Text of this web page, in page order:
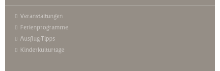
Veranstaltungen
Ferienprogramme
Ausflug-Tipps
Kinderkulturtage